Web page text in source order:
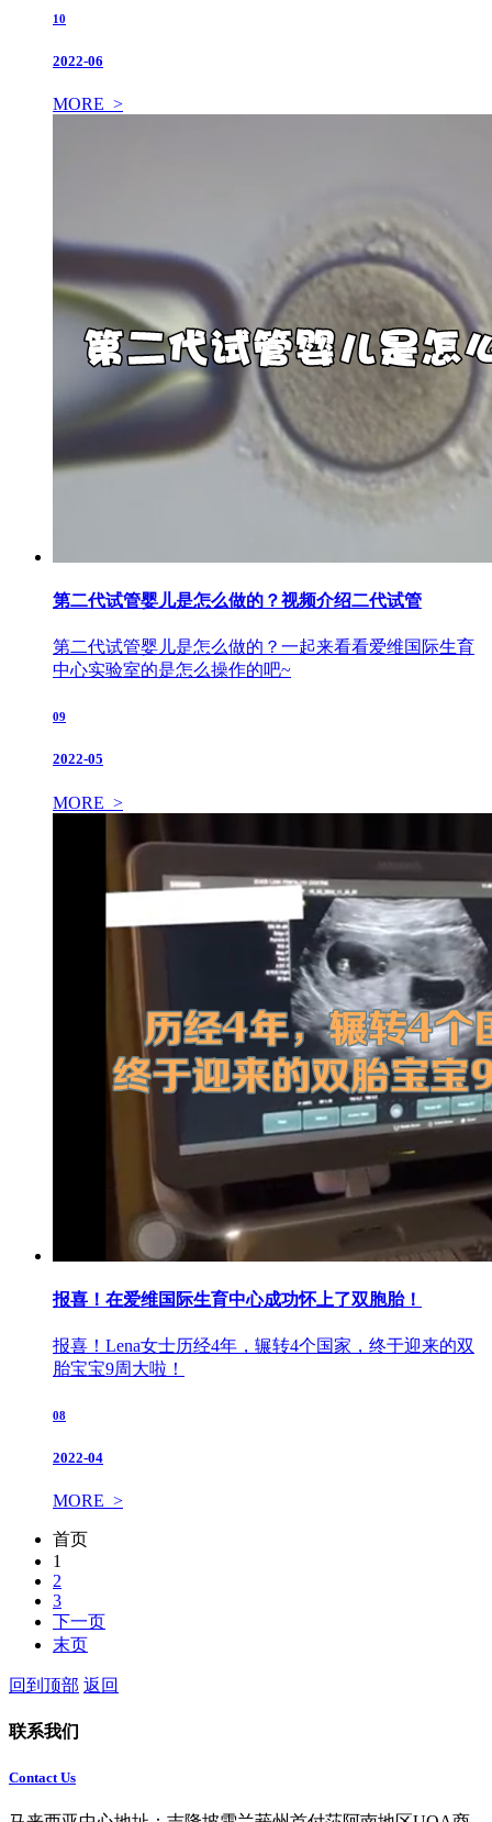
10
2022-06
MORE >
第二代试管婴儿是怎么做的？视频介绍二代试管
第二代试管婴儿是怎么做的？一起来看看爱维国际生育
中心实验室的是怎么操作的吧~
09
2022-05
MORE >
报喜！在爱维国际生育中心成功怀上了双胞胎！
报喜！Lena女士历经4年，辗转4个国家，终于迎来的双
胎宝宝9周大啦！
08
2022-04
MORE >
首页
1
2
3
下一页
末页
回到顶部 返回
联系我们
Contact Us